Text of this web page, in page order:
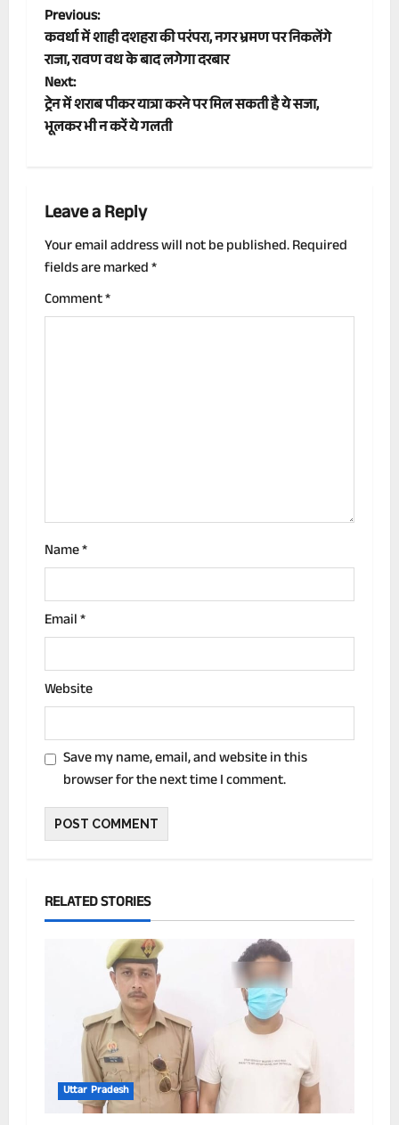
P
o
s
t
a
v
i
g
n
Previous:
कवर्धा में शाही दशहरा की परंपरा, नगर भ्रमण पर निकलेंगे
राजा, रावण वध के बाद लगेगा दरबार
Next:
ट्रेन में शराब पीकर यात्रा करने पर मिल सकती है ये सजा,
भूलकर भी न करें ये गलती
Leave a Reply
Your email address will not be published.Required
fields are marked*
Comment*
Name*
Email*
Website
Save my name, email, and website in this
browser for the next time I comment.
RELATED STORIES
Uttar Pradesh